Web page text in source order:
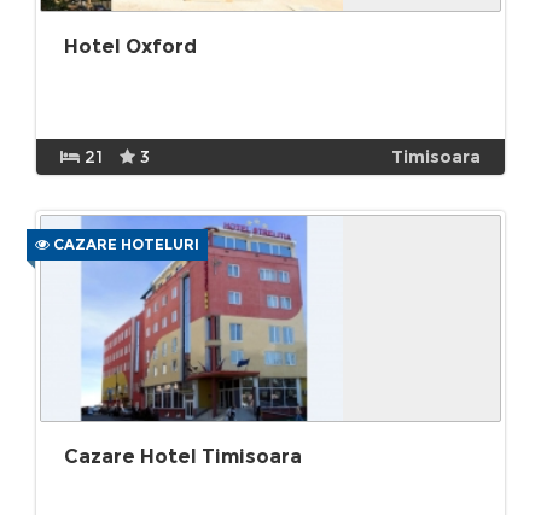
Hotel Oxford
21 3 Timisoara
CAZARE HOTELURI
Cazare Hotel Timisoara